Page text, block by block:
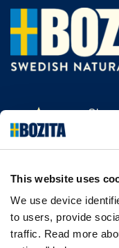
This website uses
We use device
to users, provide
traffic. Read more
yritys